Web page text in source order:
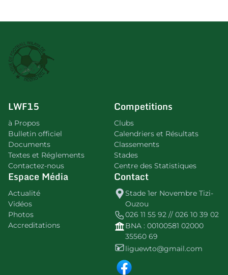
LWF15
à Propos
Bulletin officiel
Documents
Textes et Réglements
Contactez-nous
Competitions
Clubs
Calendriers et Résultats
Classements
Stades
Centre des Statistiques
Espace Média
Actualité
Vidéos
Photos
Accreditations
Contact
Stade 1er Novembre Tizi-
Ouzou
026 11 55 92 // 026 10 39 02
BNA : 00100581 02000
35560 69
liguewto@gmail.com